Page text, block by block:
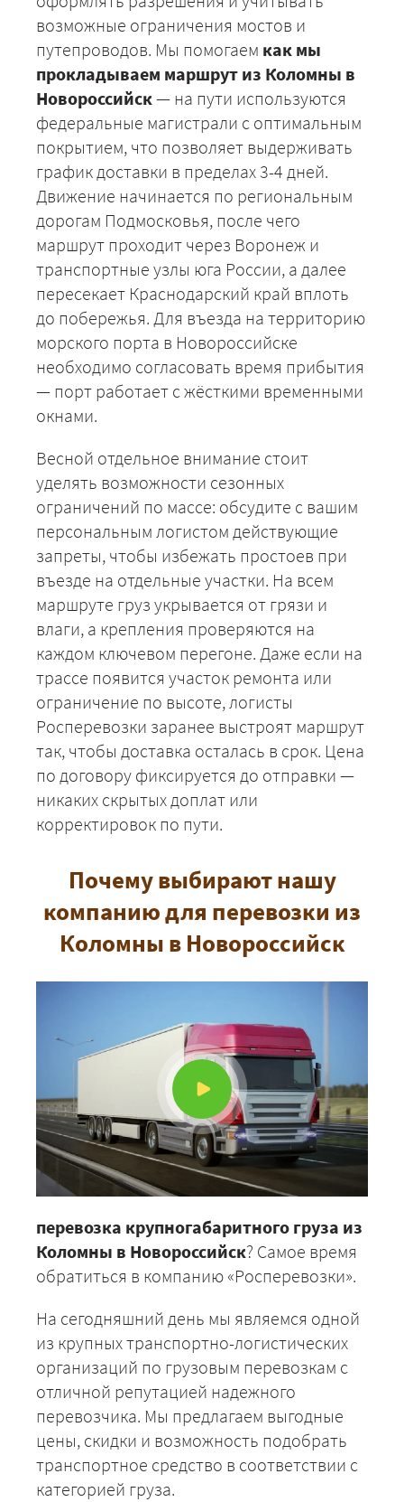
возможные ограничения мостов и
путепроводов. Мы помогаем как мы
прокладываем маршрут из Коломны в
Новороссийск — на пути используются
федеральные магистрали с оптимальным
покрытием, что позволяет выдерживать
график доставки в пределах 3-4 дней.
Движение начинается по региональным
дорогам Подмосковья, после чего
маршрут проходит через Воронеж и
транспортные узлы юга России, а далее
пересекает Краснодарский край вплоть
до побережья. Для въезда на территорию
морского порта в Новороссийске
необходимо согласовать время прибытия
— порт работает с жёсткими временными
окнами.
Весной отдельное внимание стоит
уделять возможности сезонных
ограничений по массе: обсудите с вашим
персональным логистом действующие
запреты, чтобы избежать простоев при
въезде на отдельные участки. На всем
маршруте груз укрывается от грязи и
влаги, а крепления проверяются на
каждом ключевом перегоне. Даже если на
трассе появится участок ремонта или
ограничение по высоте, логисты
Росперевозки заранее выстроят маршрут
так, чтобы доставка осталась в срок. Цена
по договору фиксируется до отправки —
никаких скрытых доплат или
корректировок по пути.
Почему выбирают нашу
компанию для перевозки из
Коломны в Новороссийск
перевозка крупногабаритного груза из
Коломны в Новороссийск? Самое время
обратиться в компанию «Росперевозки».
На сегодняшний день мы являемся одной
из крупных транспортно-логистических
организаций по грузовым перевозкам с
отличной репутацией надежного
перевозчика. Мы предлагаем выгодные
цены, скидки и возможность подобрать
транспортное средство в соответствии с
категорией груза.
+7 (499) 520-05-23
ЗАКАЗАТЬ